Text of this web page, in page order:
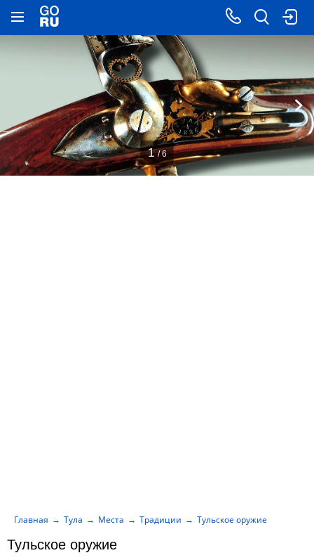
Тульское оружие
Главная Тула Места Традиции Тульское оружие
1 / 6